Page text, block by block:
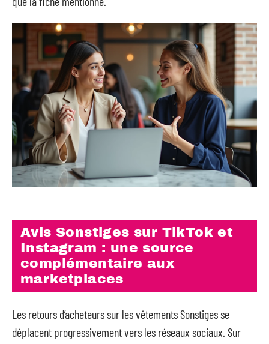
Avis Sonstiges sur TikTok et
Instagram : une source
complémentaire aux
marketplaces
Les retours d’acheteurs sur les vêtements Sonstiges se
déplacent progressivement vers les réseaux sociaux. Sur